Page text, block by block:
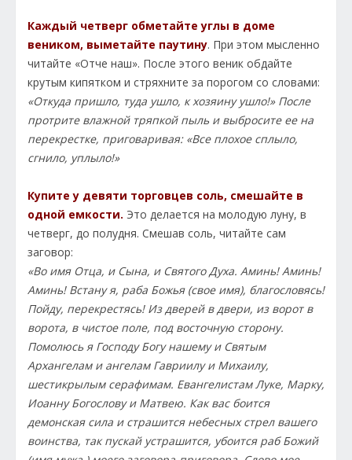
Каждый четверг обметайте углы в доме
веником, выметайте паутину. При этом мысленно
читайте «Отче наш». После этого веник обдайте
крутым кипятком и стряхните за порогом со словами:
«Откуда пришло, туда ушло, к хозяину ушло!» После
протрите влажной тряпкой пыль и выбросите ее на
перекрестке, приговаривая: «Все плохое сплыло,
сгнило, уплыло!»
Купите у девяти торговцев соль, смешайте в
одной емкости. Это делается на молодую луну, в
четверг, до полудня. Смешав соль, читайте сам
заговор:
«Во имя Отца, и Сына, и Святого Духа. Аминь! Аминь!
Аминь! Встану я, раба Божья (свое имя), благословясь!
Пойду, перекрестясь! Из дверей в двери, из ворот в
ворота, в чистое поле, под восточную сторону.
Помолюсь я Господу Богу нашему и Святым
Архангелам и ангелам Гавриилу и Михаилу,
шестикрылым серафимам. Евангелистам Луке, Марку,
Иоанну Богослову и Матвею. Как вас боится
демонская сила и страшится небесных стрел вашего
воинства, так пускай устрашится, убоится раб Божий